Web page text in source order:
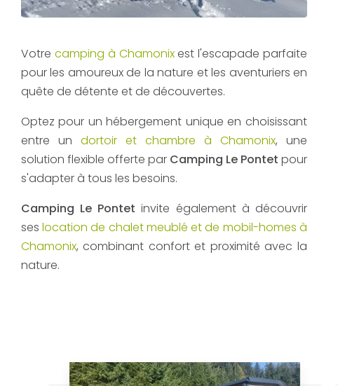
Votre camping à Chamonixest l'escapade parfaite
pour les amoureux de la nature et les aventuriers en
quête de détente et de découvertes.
Optez pour un hébergement unique en choisissant
entre un dortoir et chambre à Chamonix, une
solution flexible offerte par Camping Le Pontet pour
s'adapter à tous les besoins.
Camping Le Pontet invite également à découvrir
seslocation de chalet meublé et de mobil-homes à
Chamonix, combinant confort et proximité avec la
nature.